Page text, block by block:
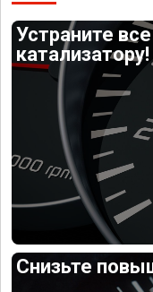
Устраните
катализатору!
Снизьте